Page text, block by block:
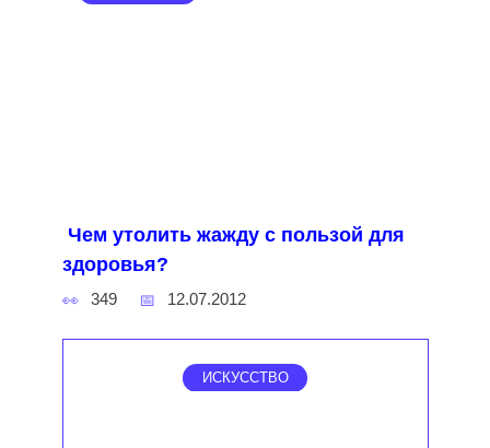
Чем утолить жажду с пользой для
здоровья?
349 12.07.2012
ИСКУССТВО